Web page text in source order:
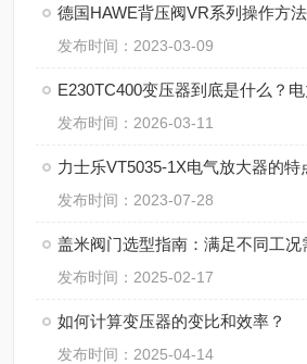
德国HAWE背压阀VR系列操作方
发布时间：2023-03-09
发布时间：2026-03-11
力士乐VT5035-1X电气放大器的特
发布时间：2023-07-28
盖米阀门选型指南：满足不同工况
发布时间：2025-02-17
如何计算变压器的变比和效率？
发布时间：2025-04-14